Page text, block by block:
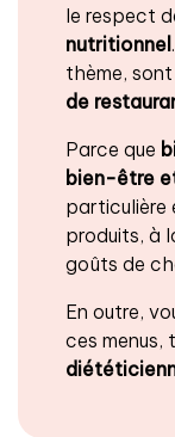
le respect
nutritionnel
thème,
de
Parce que
bien-être
particulière
produits, à
goûts de
En outre,
ces menus,